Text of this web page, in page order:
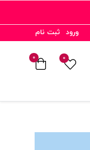
ورود ثبت نام
۰ ۰